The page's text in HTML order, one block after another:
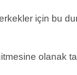
için bu
olanak